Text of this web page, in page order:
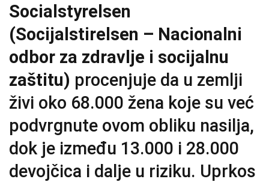
Socialstyrelsen
(Socijalstirelsen – Nacionalni
odbor za zdravlje i socijalnu
zaštitu) procenjuje da u zemlji
živi oko 68.000 žena koje su već
podvrgnute ovom obliku nasilja,
dok je između 13.000 i 28.000
devojčica i dalje u riziku. Uprkos